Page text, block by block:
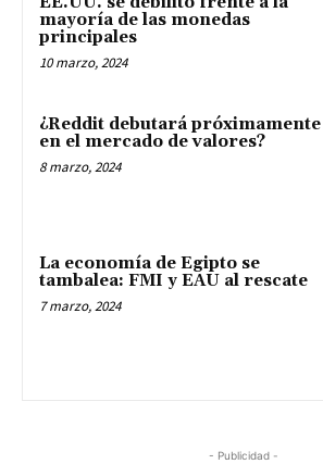
mayoría de las monedas
principales
10 marzo, 2024
¿Reddit debutará próximamente
en el mercado de valores?
8 marzo, 2024
La economía de Egipto se
tambalea: FMI y EAU al rescate
7 marzo, 2024
- Publicidad -